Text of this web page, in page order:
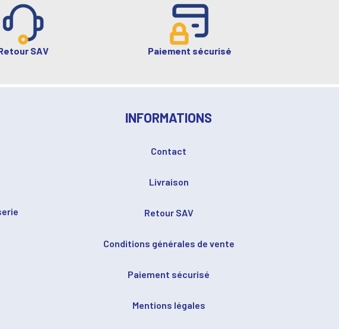
SAV Paiement sécurisé
INFORMATIONS
Contact
Livraison
Retour SAV
Conditions générales de vente
Paiement sécurisé
Mentions légales